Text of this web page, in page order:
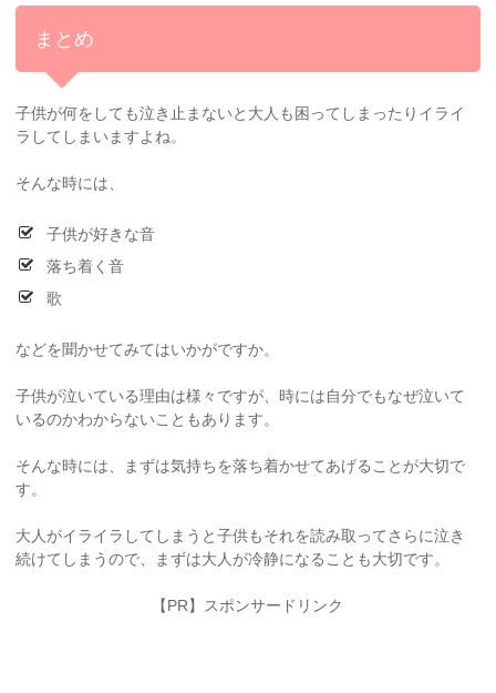
まとめ
子供が何をしても泣き止まないと大人も困ってしまったりイライ
ラしてしまいますよね。
そんな時には、
子供が好きな音
落ち着く音
歌
などを聞かせてみてはいかがですか。
子供が泣いている理由は様々ですが、時には自分でもなぜ泣いて
いるのかわからないこともあります。
そんな時には、まずは気持ちを落ち着かせてあげることが大切で
す。
大人がイライラしてしまうと子供もそれを読み取ってさらに泣き
続けてしまうので、まずは大人が冷静になることも大切です。
【PR】スポンサードリンク